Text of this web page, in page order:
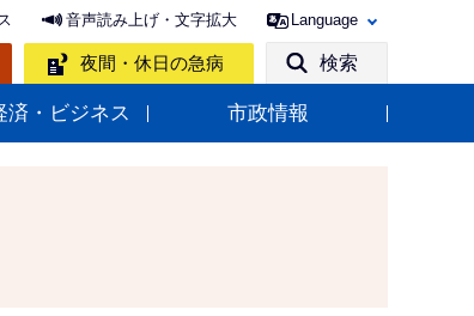
音声読み上げ・文字拡大 Language
夜間・休日の急病 検索
済・ビジネス 市政情報